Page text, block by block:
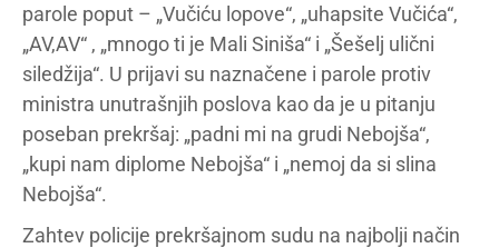
parole poput – „Vučiću lopove“, „uhapsite Vučića“,
„AV,AV“ , „mnogo ti je Mali Siniša“ i „Šešelj ulični
siledžija“. U prijavi su naznačene i parole protiv
ministra unutrašnjih poslova kao da je u pitanju
poseban prekršaj: „padni mi na grudi Nebojša“,
„kupi nam diplome Nebojša“ i „nemoj da si slina
Nebojša“.
Zahtev policije prekršajnom sudu na najbolji način